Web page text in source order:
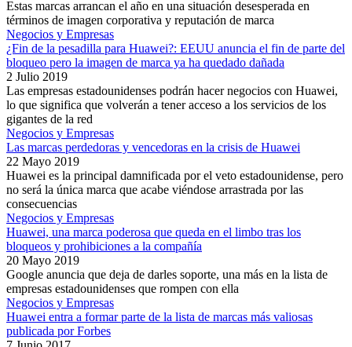
Estas marcas arrancan el año en una situación desesperada en
términos de imagen corporativa y reputación de marca
Negocios y Empresas
¿Fin de la pesadilla para Huawei?: EEUU anuncia el fin de parte del
bloqueo pero la imagen de marca ya ha quedado dañada
2 Julio 2019
Las empresas estadounidenses podrán hacer negocios con Huawei,
lo que significa que volverán a tener acceso a los servicios de los
gigantes de la red
Negocios y Empresas
Las marcas perdedoras y vencedoras en la crisis de Huawei
22 Mayo 2019
Huawei es la principal damnificada por el veto estadounidense, pero
no será la única marca que acabe viéndose arrastrada por las
consecuencias
Negocios y Empresas
Huawei, una marca poderosa que queda en el limbo tras los
bloqueos y prohibiciones a la compañía
20 Mayo 2019
Google anuncia que deja de darles soporte, una más en la lista de
empresas estadounidenses que rompen con ella
Negocios y Empresas
Huawei entra a formar parte de la lista de marcas más valiosas
publicada por Forbes